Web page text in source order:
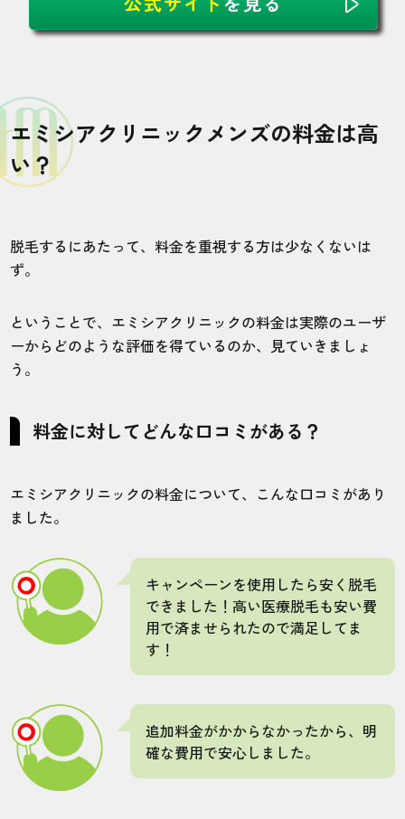
エミシアクリニックメンズの料金は高
い？
脱毛するにあたって、料金を重視する方は少なくないは
ず。
ということで、エミシアクリニックの料金は実際のユーザ
ーからどのような評価を得ているのか、見ていきましょ
う。
料金に対してどんな口コミがある？
エミシアクリニックの料金について、こんな口コミがあり
ました。
キャンペーンを使用したら安く脱毛
できました！高い医療脱毛も安い費
用で済ませられたので満足してま
す！
追加料金がかからなかったから、明
確な費用で安心しました。